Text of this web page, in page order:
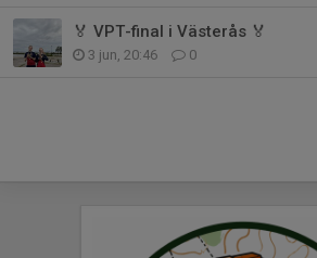
🏅 VPT-final i Västerås 🏅
3 jun, 20:46 0